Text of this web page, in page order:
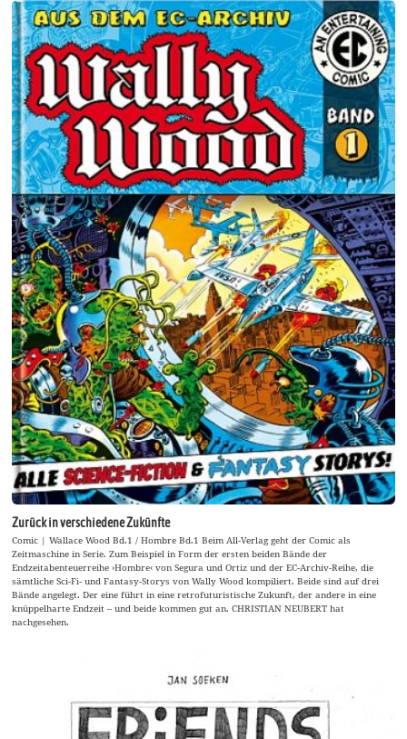
Zurück in verschiedene Zukünfte
Comic | Wallace Wood Bd.1 / Hombre Bd.1 Beim All-Verlag geht der Comic als
Zeitmaschine in Serie. Zum Beispiel in Form der ersten beiden Bände der
Endzeitabenteuerreihe ›Hombre‹ von Segura und Ortiz und der EC-Archiv-Reihe, die
sämtliche Sci-Fi- und Fantasy-Storys von Wally Wood kompiliert. Beide sind auf drei
Bände angelegt. Der eine führt in eine retrofuturistische Zukunft, der andere in eine
knüppelharte Endzeit – und beide kommen gut an. CHRISTIAN NEUBERT hat
nachgesehen.